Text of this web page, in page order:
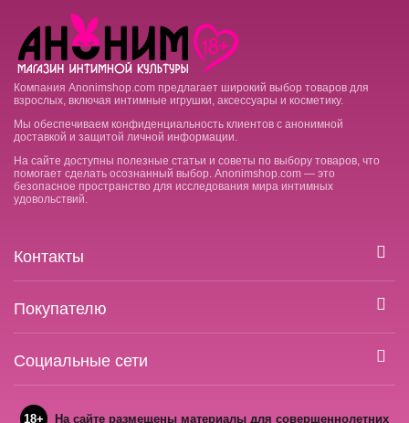
Компания Anonimshop.com предлагает широкий выбор товаров для
взрослых, включая интимные игрушки, аксессуары и косметику.
Мы обеспечиваем конфиденциальность клиентов с анонимной
доставкой и защитой личной информации.
На сайте доступны полезные статьи и советы по выбору товаров, что
помогает сделать осознанный выбор. Anonimshop.com — это
безопасное пространство для исследования мира интимных
удовольствий.
Контакты
Покупателю
Социальные сети
18+ На сайте размещены материалы для совершеннолетних